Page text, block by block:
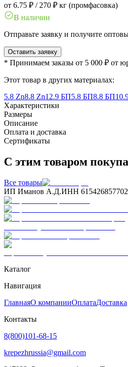
от 6.75 ₽ / 270 ₽ кг (промфасовка)
В наличии
Отправьте заявку и получите
Оставить заявку
* Принимаем заказы от 5 000 ₽ от
Этот товар в других материалах:
5.8 Zn8.8 Zn12.9 БП5.8 БП8.8 БП
Характеристики
Размеры
Описание
Оплата и доставка
Сертификаты
С этим товаром
Все товары
ИП Иманов А.Д.ИНН 615426857702
Каталог
Навигация
ГлавнаяО компанииОплатаДоставка
Контакты
8(800)101-68-15
krepezhrussia@gmail.com